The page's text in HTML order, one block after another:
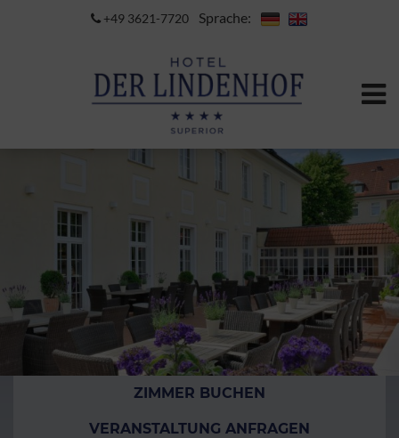
+49 3621-7720 Sprache:
ZIMMER BUCHEN
VERANSTALTUNG ANFRAGEN